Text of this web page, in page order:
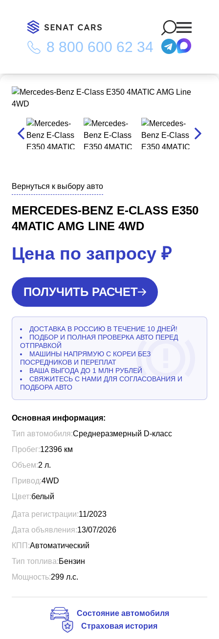
8 800 600 62 34
Главная Каталог/Mercedes-Benz E-Class E350 4MATIC AMG
Line 4WD
Вернуться к выбору авто
MERCEDES-BENZ E-CLASS E350
4MATIC AMG LINE 4WD
Цена по запросу ₽
ПОЛУЧИТЬ РАСЧЕТ
ДОСТАВКА В РОССИЮ В ТЕЧЕНИЕ 10 ДНЕЙ!
ПОДБОР И ПОЛНАЯ ПРОВЕРКА АВТО ПЕРЕД
ОТПРАВКОЙ
МАШИНЫ НАПРЯМУЮ С КОРЕИ БЕЗ
ПОСРЕДНИКОВ И ПЕРЕПЛАТ
ВАША ВЫГОДА ДО 1 МЛН РУБЛЕЙ
СВЯЖИТЕСЬ С НАМИ ДЛЯ СОГЛАСОВАНИЯ И
ПОДБОРА АВТО
Основная информация:
Тип автомобиля:Среднеразмерный D-класс
Пробег:12396 км
Объем:2 л.
Привод:4WD
Цвет:белый
Дата регистрации:11/2023
Дата объявления:13/07/2026
КПП:Автоматический
Тип топлива:Бензин
Мощность:299 л.с.
Состояние автомобиля
Страховая история